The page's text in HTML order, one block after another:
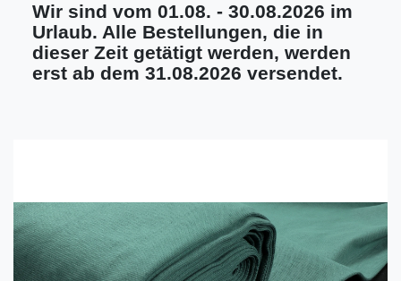
Wir sind vom 01.08. - 30.08.2026 im
Urlaub. Alle Bestellungen, die in
dieser Zeit getätigt werden, werden
erst ab dem 31.08.2026 versendet.